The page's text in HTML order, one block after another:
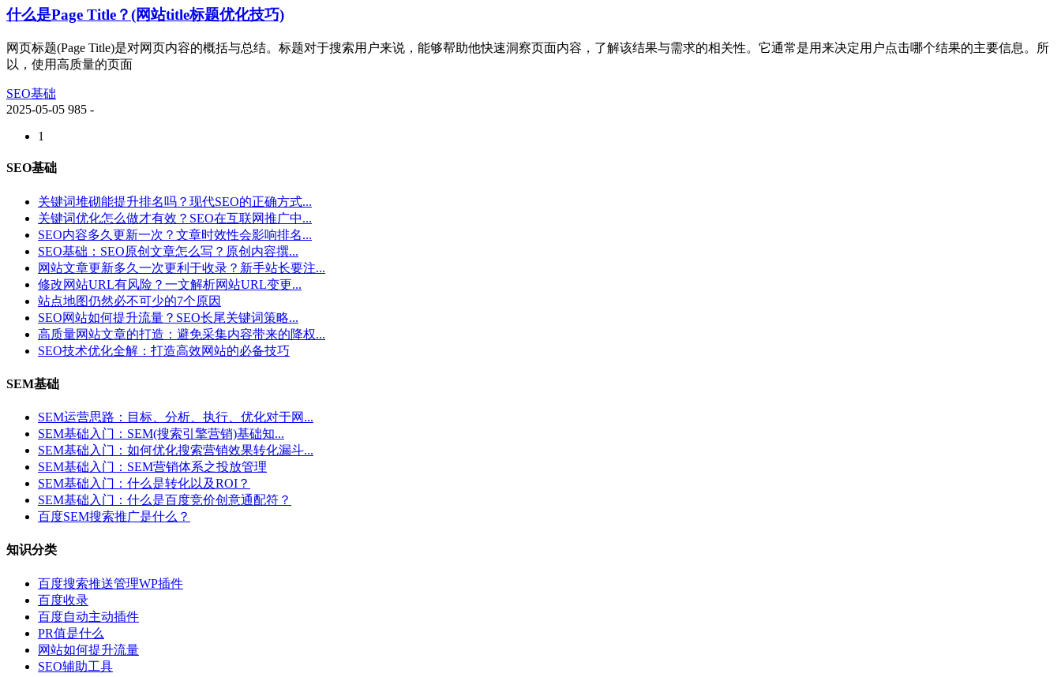
什么是Page Title？(网站title标题优化技巧)
网页标题(Page Title)是对网页内容的概括与总结。标题对于搜索用户来说，能够帮助他快速洞察页面内容，了解该结果与需求的相关性。它通常是用来决定用户点击哪个结果的主要信息。所
以，使用高质量的页面
SEO基础
2025-05-05 985 -
1
SEO基础
关键词堆砌能提升排名吗？现代SEO的正确方式...
关键词优化怎么做才有效？SEO在互联网推广中...
SEO内容多久更新一次？文章时效性会影响排名...
SEO基础：SEO原创文章怎么写？原创内容撰...
网站文章更新多久一次更利于收录？新手站长要注...
修改网站URL有风险？一文解析网站URL变更...
站点地图仍然必不可少的7个原因
SEO网站如何提升流量？SEO长尾关键词策略...
高质量网站文章的打造：避免采集内容带来的降权...
SEO技术优化全解：打造高效网站的必备技巧
SEM基础
SEM运营思路：目标、分析、执行、优化对于网...
SEM基础入门：SEM(搜索引擎营销)基础知...
SEM基础入门：如何优化搜索营销效果转化漏斗...
SEM基础入门：SEM营销体系之投放管理
SEM基础入门：什么是转化以及ROI？
SEM基础入门：什么是百度竞价创意通配符？
百度SEM搜索推广是什么？
知识分类
百度搜索推送管理WP插件
百度收录
百度自动主动插件
PR值是什么
网站如何提升流量
SEO辅助工具